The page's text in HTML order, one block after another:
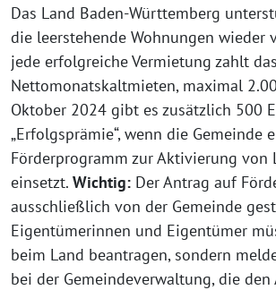
Das Land Baden-Württemberg
die leerstehende Wohnungen wieder
jede erfolgreiche Vermietung zahlt
Nettomonatskaltmieten, maximal
Oktober 2024 gibt es zusätzlich 500
„Erfolgsprämie“, wenn die Gemeinde
Förderprogramm zur Aktivierung von
einsetzt. Wichtig: Der Antrag auf
ausschließlich von der Gemeinde
Eigentümerinnen und Eigentümer
beim Land beantragen, sondern
bei der Gemeindeverwaltung, die